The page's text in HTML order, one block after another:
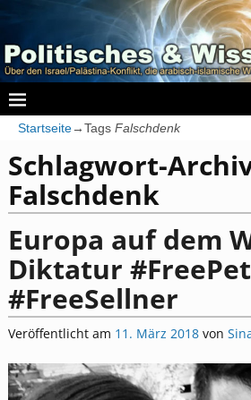
Startseite→Tags Falschdenk
Schlagwort-
Falschdenk
Europa auf dem
Diktatur
#FreeSellner
Veröffentlicht am 11. März 2018 von